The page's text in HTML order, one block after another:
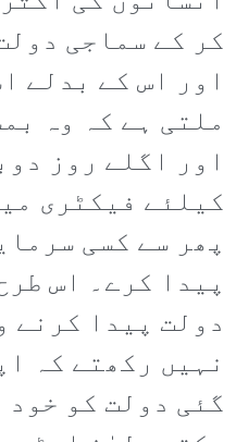
کر کے سماجی
اور اس کے بدلے
ملتی ہے کہ وہ
اور اگلے روز
کیلئے فیکٹری
پھر سے کسی
پیدا کرے۔ اس
دولت پیدا کرنے
نہیں رکھتے کہ
گئی دولت کو